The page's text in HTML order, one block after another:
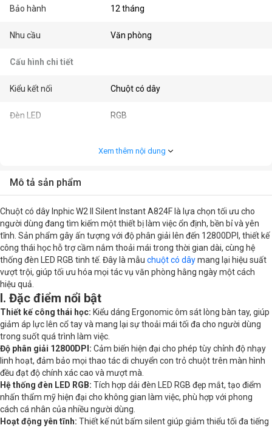
Bảo hành 12 tháng
Nhu cầu Văn phòng
Cấu hình chi tiết
Kiểu kết nối Chuột có dây
Đèn LED RGB
Kiểu cầm Ergonomic / Công thái học
Độ phân giải (CPI/DPI) 12800DPI
Số nút bấm 6
Kích thước 12 x 7.7 x 4.1cm
Khối lượng
Xem thêm nội dung
Mô tả sản phẩm
Chuột có dây Inphic W2 II Silent Instant A824F là lựa chọn tối ưu cho
người dùng đang tìm kiếm một thiết bị làm việc ổn định, bền bỉ và yên
tĩnh. Sản phẩm gây ấn tượng với độ phân giải lên đến 12800DPI, thiết kế
công thái học hỗ trợ cầm nắm thoải mái trong thời gian dài, cùng hệ
thống đèn LED RGB tinh tế. Đây là mẫu chuột có dâymang lại hiệu suất
vượt trội, giúp tối ưu hóa mọi tác vụ văn phòng hằng ngày một cách
hiệu quả.
I. Đặc điểm nổi bật
Thiết kế công thái học: Kiểu dáng Ergonomic ôm sát lòng bàn tay, giúp
giảm áp lực lên cổ tay và mang lại sự thoải mái tối đa cho người dùng
trong suốt quá trình làm việc.
Độ phân giải 12800DPI: Cảm biến hiện đại cho phép tùy chỉnh độ nhạy
linh hoạt, đảm bảo mọi thao tác di chuyển con trỏ chuột trên màn hình
đều đạt độ chính xác cao và mượt mà.
Hệ thống đèn LED RGB: Tích hợp dải đèn LED RGB đẹp mắt, tạo điểm
nhấn thẩm mỹ hiện đại cho không gian làm việc, phù hợp với phong
cách cá nhân của nhiều người dùng.
Hoạt động yên tĩnh: Thiết kế nút bấm silent giúp giảm thiểu tối đa tiếng